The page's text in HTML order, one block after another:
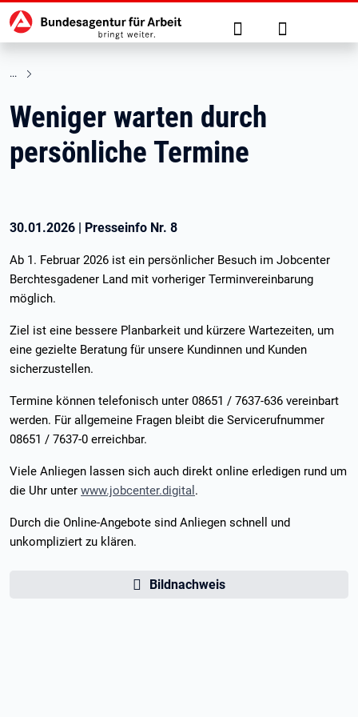
zu den Hauptinhalten springen
Hauptnavigation Suche Anmelden
Weniger warten durch
persönliche Termine
30.01.2026 | Presseinfo Nr. 8
Ab 1. Februar 2026 ist ein persönlicher Besuch im Jobcenter
Berchtesgadener Land mit vorheriger Terminvereinbarung
möglich.
Ziel ist eine bessere Planbarkeit und kürzere Wartezeiten, um
eine gezielte Beratung für unsere Kundinnen und Kunden
sicherzustellen.
Termine können telefonisch unter 08651 / 7637-636 vereinbart
werden. Für allgemeine Fragen bleibt die Servicerufnummer
08651 / 7637-0 erreichbar.
Viele Anliegen lassen sich auch direkt online erledigen rund um
die Uhr unter www.jobcenter.digital .
Durch die Online-Angebote sind Anliegen schnell und
unkompliziert zu klären.
Bildnachweis